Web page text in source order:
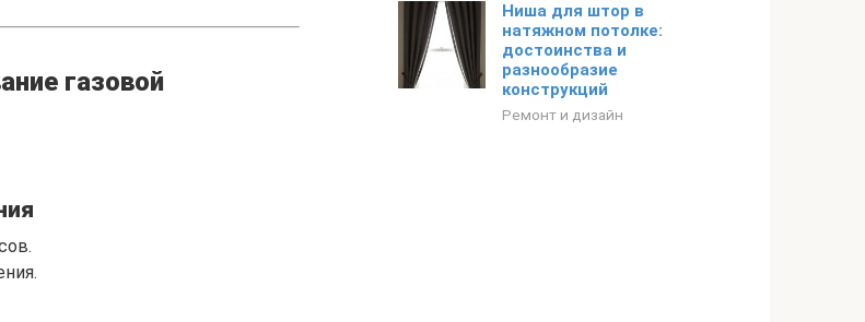
газовой
Ниша для штор в
натяжном потолке:
достоинства и
разнообразие
конструкций
Ремонт и дизайн